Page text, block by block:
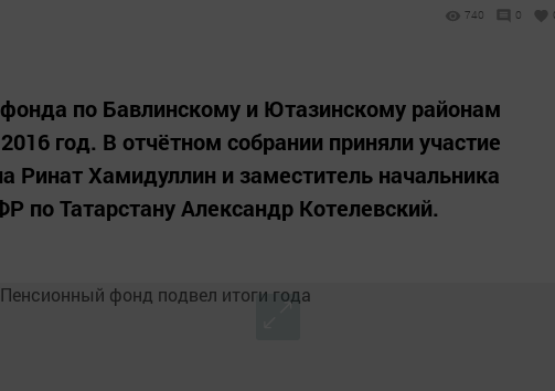
740 0
по Бавлинскому и Ютазинскому районам
год. В отчётном собрании приняли участие
Ринат Хамидуллин и заместитель начальника
по Татарстану Александр Котелевский.